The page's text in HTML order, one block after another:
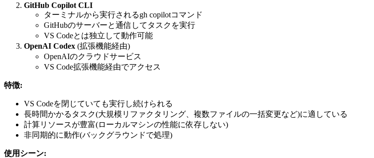
GitHub Copilot CLI
ターミナルから実行されるgh copilotコマンド
GitHubのサーバーと通信してタスクを実行
VS Codeとは独立して動作可能
OpenAI Codex (拡張機能経由)
OpenAIのクラウドサービス
VS Code拡張機能経由でアクセス
特徴:
VS Codeを閉じていても実行し続けられる
長時間かかるタスク(大規模リファクタリング、複数ファイルの一括変更など)に適している
計算リソースが豊富(ローカルマシンの性能に依存しない)
非同期的に動作(バックグラウンドで処理)
使用シーン: